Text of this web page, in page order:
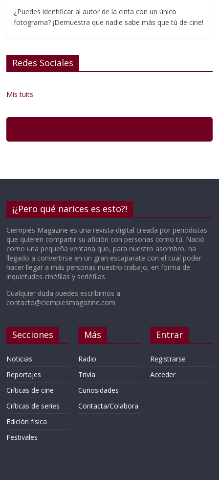
¿Puedes identificar al autor de la cinta con un único
fotograma? ¡Demuestra que nadie sabe más que tú de cine!
Redes Sociales
Mis tuits
¡¿Pero qué narices es esto?!
Ciempiés Magazine es una revista digital creada por periodistas
que quieren compartir su afición con personas como tú. Nació
como una pequeña ventana que, para nuestro asombro, ha
llegado a convertirse en un gran escaparate con el cual poder
hacer llegar a más personas nuestro trabajo, en forma de
inquietudes cinéfilas y seriéfilas.
Cualquier duda puedes escribirnos a
contacto@ciempiesmagazine.com
Secciones
Noticias
Reportajes
Críticas de cine
Críticas de series
Edición física
Festivales
Más
Radio
Trivia
Curiosidades
Contacta/Colabora
Entrar
Registrarse
Acceder